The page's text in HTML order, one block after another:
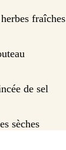
fraîches
de sel
sèches